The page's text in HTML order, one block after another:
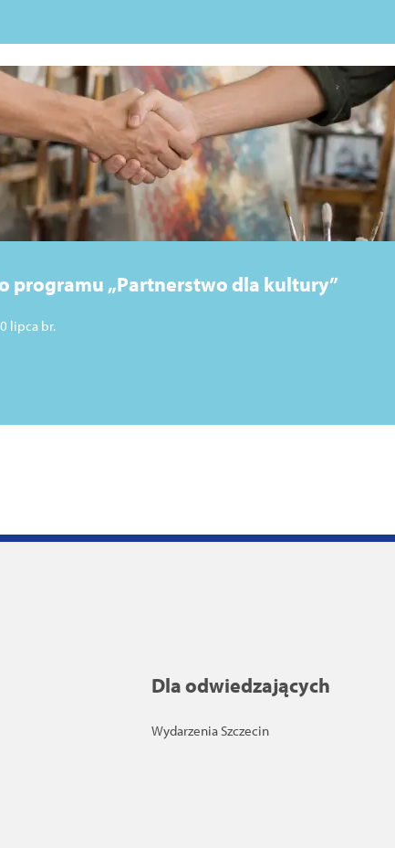
programu „Partnerstwo dla kultury”
lipca br.
Dla odwiedzających
Wydarzenia Szczecin